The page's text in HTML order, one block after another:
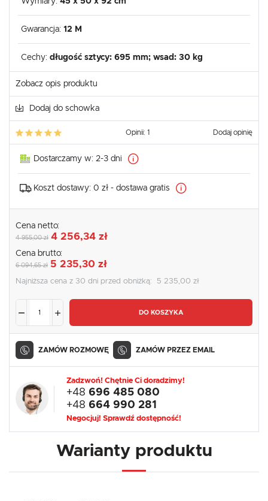
Gwarancja: 12 M
Cechy: długość sztycy: 695 mm; wsad: 30 kg
Zobacz opis produktu
Dodaj do schowka
Opinii: 1 Dodaj opinię
Dostarczamy w: 2-3 dni
Koszt dostawy: 0 zł - dostawa gratis
Cena netto:
4 955,00 zł 4 256,34 zł
Cena brutto:
6 094,65 zł 5 235,30 zł
Najniższa cena z 30 dni przed obniżką: 5 235,00 zł
DO KOSZYKA
ZAMÓW ROZMOWĘ ZAMÓW PRZEZ EMAIL
Zadzwoń! Chętnie Ci doradzimy!
+48 696 485 080
+48 664 990 281
Negocjuj! Sprawdź dostępność!
Warianty produktu